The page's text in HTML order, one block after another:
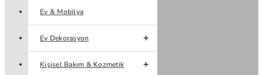
Ev & Mobilya
Ev Dekorasyon
Kişisel Bakım & Kozmetik